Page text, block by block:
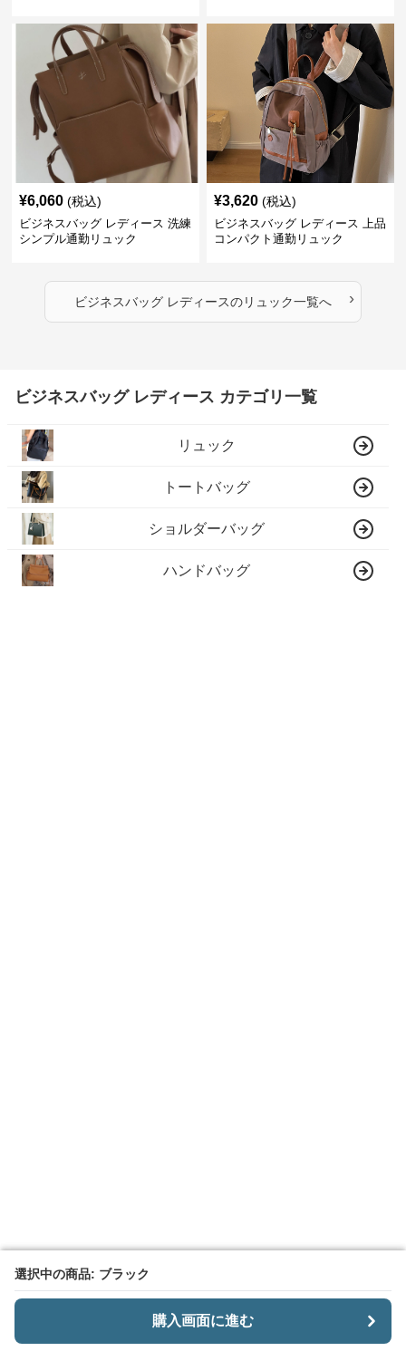
選択中の商品: ブラック
購入画面に進む
選択中の商品: ブラック
購入画面に進む
¥6,060 (税込)
ビジネスバッグ レディース 洗練
シンプル通勤リュック
¥3,620 (税込)
ビジネスバッグ レディース 上品
コンパクト通勤リュック
ビジネスバッグ レディースのリュック一覧へ ›
ビジネスバッグ レディース カテゴリ一覧
リュック
トートバッグ
ショルダーバッグ
ハンドバッグ